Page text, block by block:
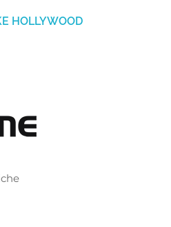
HOLLYWOOD